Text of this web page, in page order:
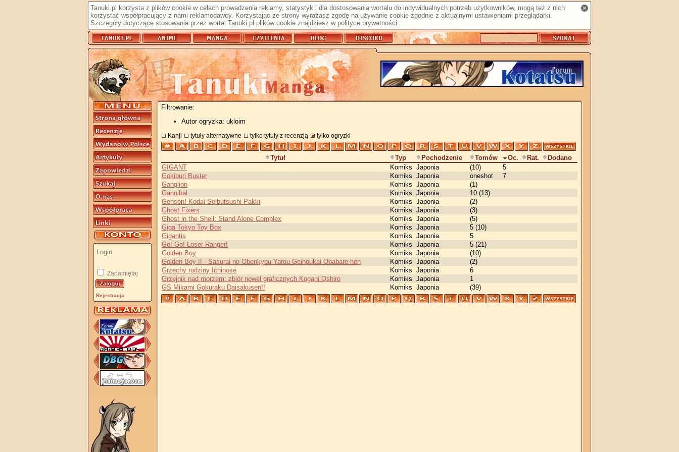
Tanuki.pl korzysta z plików cookie w celach prowadzenia reklamy, statystyk i dla dostosowania wortalu do indywidualnych potrzeb użytkowników, mogą też z nich
korzystać współpracujący z nami reklamodawcy. Korzystając ze strony wyrażasz zgodę na używanie cookie zgodnie z aktualnymi ustawieniami przeglądarki.
Szczegóły dotyczące stosowania przez wortal Tanuki.pl plików cookie znajdziesz w polityce prywatności.
Zapamiętaj
Rejestracja
Filtrowanie:
Autor ogryzka: ukloim
Kanji tytuły alternatywne tylko tytuły z recenzją tylko ogryzki
Tytuł Typ Pochodzenie Tomów Oc. Rat.
Dodano
GIGANT
Komiks Japonia (10)
5
Gokiburi Buster
Komiks Japonia oneshot
7
Ganglion
Komiks Japonia
(1)
Gannibal
Komiks Japonia
10 (13)
Genson! Kodai Seibutsushi Pakki
Komiks Japonia
(2)
Ghost Fixers
Komiks Japonia
(3)
Ghost in the Shell: Stand Alone Complex
Komiks Japonia
(5)
Giga Tokyo Toy Box
Komiks Japonia
5 (10)
Gigantis
Komiks Japonia
5
Go! Go! Loser Ranger!
Komiks Japonia
5 (21)
Golden Boy
Komiks Japonia
(10)
Golden Boy II - Sasurai no Obenkyou Yarou Geinoukai Ooabare-hen
Komiks Japonia
(2)
Grzechy rodziny Ichinose
Komiks Japonia
6
Grzejnik nad morzem: zbiór nowel graficznych Kogani Oshiro
Komiks Japonia
1
GS Mikami Gokuraku Daisakusen!!
Komiks Japonia (39)